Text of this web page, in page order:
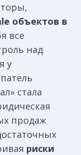
объектов в
все
над
у
стала
продаж
риски